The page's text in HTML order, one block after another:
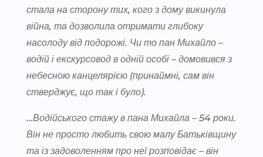
стала на сторону тих, кого з дому викинула
війна, та дозволила отримати глибоку
насолоду від подорожі. Чи то пан Михайло –
водій і екскурсовод в одній особі – домовився з
небесною канцелярією (принаймні, сам він
стверджує, що так і було).
…Водійського стажу в пана Михайла – 54 роки.
Він не просто любить свою малу Батьківщину
та із задоволенням про неї розповідає – він